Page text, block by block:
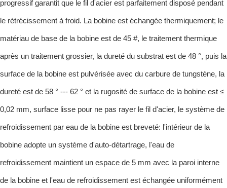
progressif garantit que le fil d'acier est parfaitement disposé pendant
le rétrécissement à froid. La bobine est échangée thermiquement; le
matériau de base de la bobine est de 45 #, le traitement thermique
après un traitement grossier, la dureté du substrat est de 48 °, puis la
surface de la bobine est pulvérisée avec du carbure de tungstène, la
dureté est de 58 ° --- 62 ° et la rugosité de surface de la bobine est ≤
0,02 mm, surface lisse pour ne pas rayer le fil d'acier, le système de
refroidissement par eau de la bobine est breveté: l'intérieur de la
bobine adopte un système d'auto-détartrage, l'eau de
refroidissement maintient un espace de 5 mm avec la paroi interne
de la bobine et l'eau de refroidissement est échangée uniformément